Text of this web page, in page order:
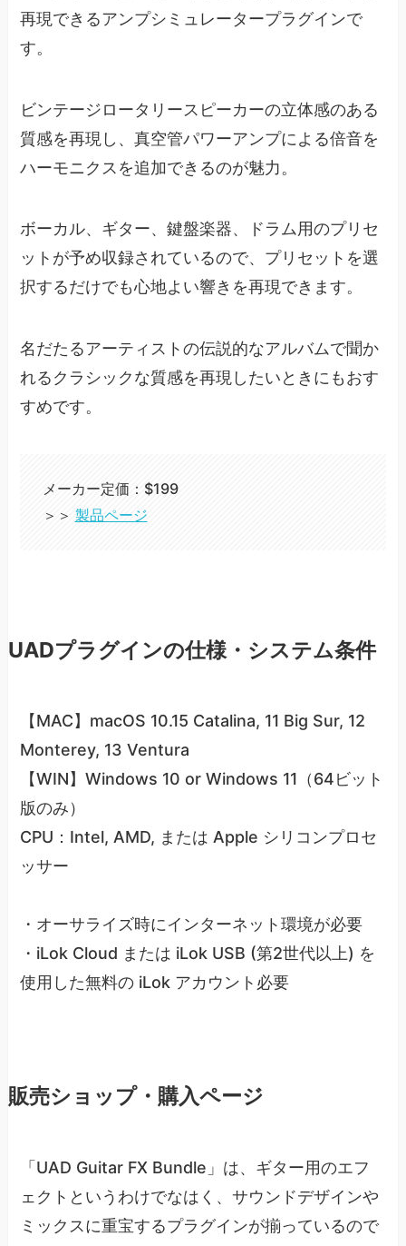
再現できるアンプシミュレータープラグインで
す。
ビンテージロータリースピーカーの立体感のある
質感を再現し、真空管パワーアンプによる倍音を
ハーモニクスを追加できるのが魅力。
ボーカル、ギター、鍵盤楽器、ドラム用のプリセ
ットが予め収録されているので、プリセットを選
択するだけでも心地よい響きを再現できます。
名だたるアーティストの伝説的なアルバムで聞か
れるクラシックな質感を再現したいときにもおす
すめです。
メーカー定価：$199
＞＞ 製品ページ
UADプラグインの仕様・システム条件
【MAC】macOS 10.15 Catalina, 11 Big Sur, 12
Monterey, 13 Ventura
【WIN】Windows 10 or Windows 11（64ビット
版のみ）
CPU：Intel, AMD, または Apple シリコンプロセ
ッサー
・オーサライズ時にインターネット環境が必要
・iLok Cloud または iLok USB (第2世代以上) を
使用した無料の iLok アカウント必要
販売ショップ・購入ページ
「UAD Guitar FX Bundle」は、ギター用のエフ
ェクトというわけでなはく、サウンドデザインや
ミックスに重宝するプラグインが揃っているので